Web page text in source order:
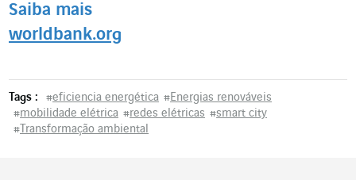
Saiba mais
worldbank.org
Tags : #eficiencia energética #Energias renováveis
#mobilidade elétrica #redes elétricas #smart city
# Transformação ambiental